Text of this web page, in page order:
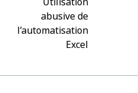
abusive de
l’automatisation
Excel